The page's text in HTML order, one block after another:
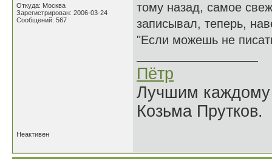
Откуда: Москва
Зарегистрирован: 2006-03-24
Сообщений: 567
тому назад, самое
записывал, теперь,
"Если можешь не
Пётр
Лучшим каждому
Козьма Прутков.
Неактивен